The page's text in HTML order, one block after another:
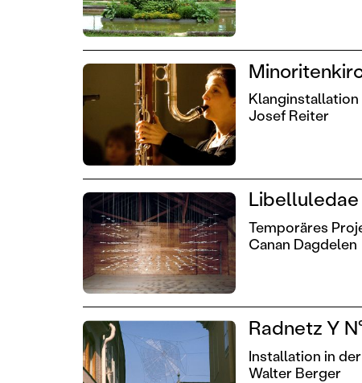
Klanginstallation
Josef Reiter
Libelluledae
Temporäres
Canan Dagdelen
Radnetz Y
Installation in
Walter Berger